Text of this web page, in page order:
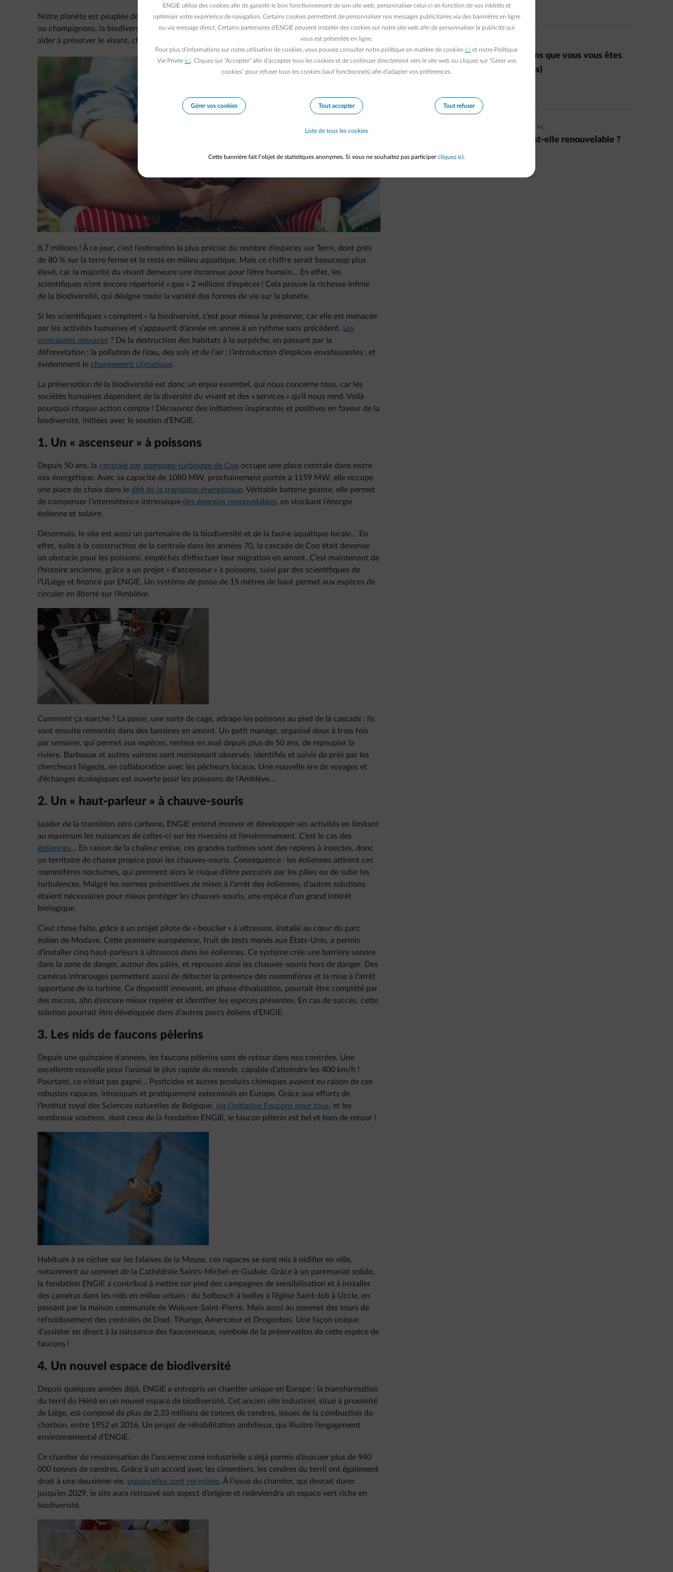
Notre planète est peuplée des millions d’espèces et d’écosystèmes différents. Animaux, végétaux
ou champignons, la biodiversité est d’une richesse prodigieuse. Pour lutter contre les menaces et
aider à préserver le vivant, chaque initiative compte…
8,7 millions ! À ce jour, c’est l’estimation la plus précise du nombre d’espèces sur Terre, dont près
de 80 % sur la terre ferme et le reste en milieu aquatique. Mais ce chiffre serait beaucoup plus
élevé, car la majorité du vivant demeure une inconnue pour l’être humain… En effet, les
scientifiques n’ont encore répertorié « que » 2 millions d’espèces ! Cela prouve la richesse infinie
de la biodiversité, qui désigne toute la variété des formes de vie sur la planète.
Si les scientifiques « comptent » la biodiversité, c’est pour mieux la préserver, car elle est menacée
par les activités humaines et s’appauvrit d’année en année à un rythme sans précédent.
Les
principales menaces ? De la destruction des habitats à la surpêche, en passant par la
déforestation ; la pollution de l’eau, des sols et de l’air ; l’introduction d’espèces envahissantes ; et
évidemment le changement climatique.
La préservation de la biodiversité est donc un enjeu essentiel, qui nous concerne tous, car les
sociétés humaines dépendent de la diversité du vivant et des « services » qu’il nous rend. Voilà
pourquoi chaque action compte ! Découvrez des initiatives inspirantes et positives en faveur de la
biodiversité, initiées avec le soutien d’ENGIE.
1. Un « ascenseur » à poissons
Depuis 50 ans, la centrale par pompage-turbinage de Coo occupe une place centrale dans notre
mix énergétique. Avec sa capacité de 1080 MW, prochainement portée à 1159 MW, elle occupe
une place de choix dans le défi de la transition énergétique. Véritable batterie géante, elle permet
de compenser l’intermittence intrinsèque des énergies renouvelables, en stockant l’énergie
éolienne et solaire.
Désormais, le site est aussi un partenaire de la biodiversité et de la faune aquatique locale… En
effet, suite à la construction de la centrale dans les années 70, la cascade de Coo était devenue
un obstacle pour les poissons, empêchés d’effectuer leur migration en amont. C’est maintenant de
l’histoire ancienne, grâce à un projet « d’ascenseur » à poissons, suivi par des scientifiques de
l’ULiège et financé par ENGIE. Un système de passe de 15 mètres de haut permet aux espèces de
circuler en liberté sur l’Amblève.
Comment ça marche ? La passe, une sorte de cage, attrape les poissons au pied de la cascade ; ils
sont ensuite remontés dans des bassines en amont. Un petit manège, organisé deux à trois fois
par semaine, qui permet aux espèces, restées en aval depuis plus de 50 ans, de repeupler la
rivière. Barbeaux et autres vairons sont maintenant observés, identifiés et suivis de près par les
chercheurs liégeois, en collaboration avec les pêcheurs locaux. Une nouvelle ère de voyages et
d’échanges écologiques est ouverte pour les poissons de l’Amblève…
2. Un « haut-parleur » à chauve-souris
Leader de la transition zéro carbone, ENGIE entend innover et développer ses activités en limitant
au maximum les nuisances de celles-ci sur les riverains et l’environnement. C’est le cas des
éoliennes… En raison de la chaleur émise, ces grandes turbines sont des repères à insectes, donc
un territoire de chasse propice pour les chauves-souris. Conséquence : les éoliennes attirent ces
mammifères nocturnes, qui prennent alors le risque d’être percutés par les pâles ou de subir les
turbulences. Malgré les normes préventives de mises à l’arrêt des éoliennes, d’autres solutions
étaient nécessaires pour mieux protéger les chauves-souris, une espèce d’un grand intérêt
biologique.
C’est chose faite, grâce à un projet pilote de « bouclier » à ultrasons, installé au cœur du parc
éolien de Modave. Cette première européenne, fruit de tests menés aux États-Unis, a permis
d’installer cinq haut-parleurs à ultrasons dans les éoliennes. Ce système crée une barrière sonore
dans la zone de danger, autour des pâles, et repousse ainsi les chauves-souris hors de danger. Des
caméras infrarouges permettent aussi de détecter la présence des mammifères et la mise à l’arrêt
opportune de la turbine. Ce dispositif innovant, en phase d’évaluation, pourrait être complété par
des micros, afin d’encore mieux repérer et identifier les espèces présentes. En cas de succès, cette
solution pourrait être développée dans d’autres parcs éoliens d’ENGIE.
3. Les nids de faucons pèlerins
Depuis une quinzaine d’années, les faucons pèlerins sont de retour dans nos contrées. Une
excellente nouvelle pour l’animal le plus rapide du monde, capable d’atteindre les 400 km/h !
Pourtant, ce n’était pas gagné… Pesticides et autres produits chimiques avaient eu raison de ces
robustes rapaces, intoxiqués et pratiquement exterminés en Europe. Grâce aux efforts de
l’Institut royal des Sciences naturelles de Belgique, via l’initiative Faucons pour tous, et les
nombreux soutiens, dont ceux de la fondation ENGIE, le faucon pèlerin est bel et bien de retour !
Habitués à se nicher sur les falaises de la Meuse, ces rapaces se sont mis à nidifier en ville,
notamment au sommet de la Cathédrale Saints-Michel-et-Gudule. Grâce à un partenariat solide,
la fondation ENGIE a contribué à mettre sur pied des campagnes de sensibilisation et à installer
des caméras dans les nids en milieu urbain : du Solbosch à Ixelles à l’église Saint-Job à Uccle, en
passant par la maison communale de Woluwe-Saint-Pierre. Mais aussi au sommet des tours de
refroidissement des centrales de Doel, Tihange, Amercœur et Drogenbos. Une façon unique
d’assister en direct à la naissance des fauconneaux, symbole de la préservation de cette espèce de
faucons !
4. Un nouvel espace de biodiversité
Depuis quelques années déjà, ENGIE a entrepris un chantier unique en Europe : la transformation
du terril du Hénâ en un nouvel espace de biodiversité. Cet ancien site industriel, situé à proximité
de Liège, est composé de plus de 2,33 millions de tonnes de cendres, issues de la combustion du
charbon, entre 1952 et 2016. Un projet de réhabilitation ambitieux, qui illustre l’engagement
environnemental d’ENGIE.
Ce chantier de revalorisation de l’ancienne zone industrielle a déjà permis d’évacuer plus de 940
000 tonnes de cendres. Grâce à un accord avec les cimentiers, les cendres du terril ont également
droit à une deuxième vie, puisqu’elles sont recyclées. À l’issue du chantier, qui devrait durer
jusqu’en 2029, le site aura retrouvé son aspect d’origine et redeviendra un espace vert riche en
biodiversité.
Read more
Éoliennes : 12 questions que vous vous êtes
toujours posées (ou pas)
Laetitia M.
Votre énergie verte est-elle renouvelable ?
Read more
ENGIE utilise des cookies afin de garantir le bon fonctionnement de son site web, personnaliser celui-ci en fonction de vos intérêts et
optimiser votre expérience de navigation. Certains cookies permettent de personnaliser nos messages publicitaires via des bannières en ligne
ou via message direct. Certains partenaires d’ENGIE peuvent installer des cookies sur notre site web afin de personnaliser la publicité qui
vous est présentée en ligne.
Pour plus d’informations sur notre utilisation de cookies, vous pouvez consulter notre politique en matière de cookies ici et notre Politique
Vie Privée ici . Cliquez sur "Accepter" afin d’accepter tous les cookies et de continuer directement vers le site web ou cliquez sur "Gérer vos
cookies" pour refuser tous les cookies (sauf fonctionnels) afin d’adapter vos préférences.
Gérer vos cookies Tout accepter Tout refuser
Liste de tous les cookies
Cette bannière fait l’objet de statistiques anonymes. Si vous ne souhaitez pas participercliquez ici.